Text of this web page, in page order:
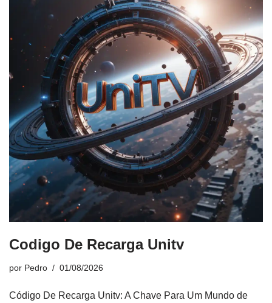
Codigo De Recarga Unitv
por Pedro 01/08/2026
Código De Recarga Unitv: A Chave Para Um Mundo de